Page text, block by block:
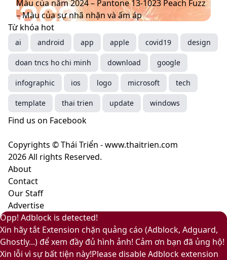
hiệu
mới
chủ
đạo
thống
trị
xu
hướng
năm
2025
–
Mocha
Mousse
–
màu
nâu
cà
phê
mang
ý
nghĩa
của
năm
2024
–
Pantone
13-
1023
Peach
Fuzz
–
Màu
sự
nhã
nhặn
và
ấm
áp
Màu của năm 2024 – Pantone 13-1023 Peach Fuzz
– Màu của sự nhã nhặn và ấm áp
Từ khóa hot
ai android app apple covid19 design
doan tncs ho chi minh download google
infographic ios logo microsoft tech
template thai trien update windows
Find us on Facebook
Copyrights © Thái Triển - www.thaitrien.com
2026 All rights Reserved.
About
Contact
Our Staff
Advertise
Facebook
X
LinkedIn
YouTube
Google
Play
Facebook
Pinterest
Messenger
Messenger
Viber
Back
to
top
button
Close
Opp! Adblock is detected!
Xin hãy tắt Extension chặn quảng cáo (Adblock, Adguard,
Ghostly...) để xem đầy đủ hình ảnh! Cảm ơn bạn đã ủng hộ!
Xin lỗi vì sự bất tiện này!Please disable Adblock extension